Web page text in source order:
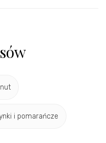
i pomarańcze